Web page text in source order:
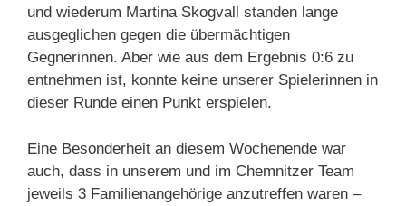
und wiederum Martina Skogvall standen lange
ausgeglichen gegen die übermächtigen
Gegnerinnen. Aber wie aus dem Ergebnis 0:6 zu
entnehmen ist, konnte keine unserer Spielerinnen in
dieser Runde einen Punkt erspielen.
Eine Besonderheit an diesem Wochenende war
auch, dass in unserem und im Chemnitzer Team
jeweils 3 Familienangehörige anzutreffen waren –